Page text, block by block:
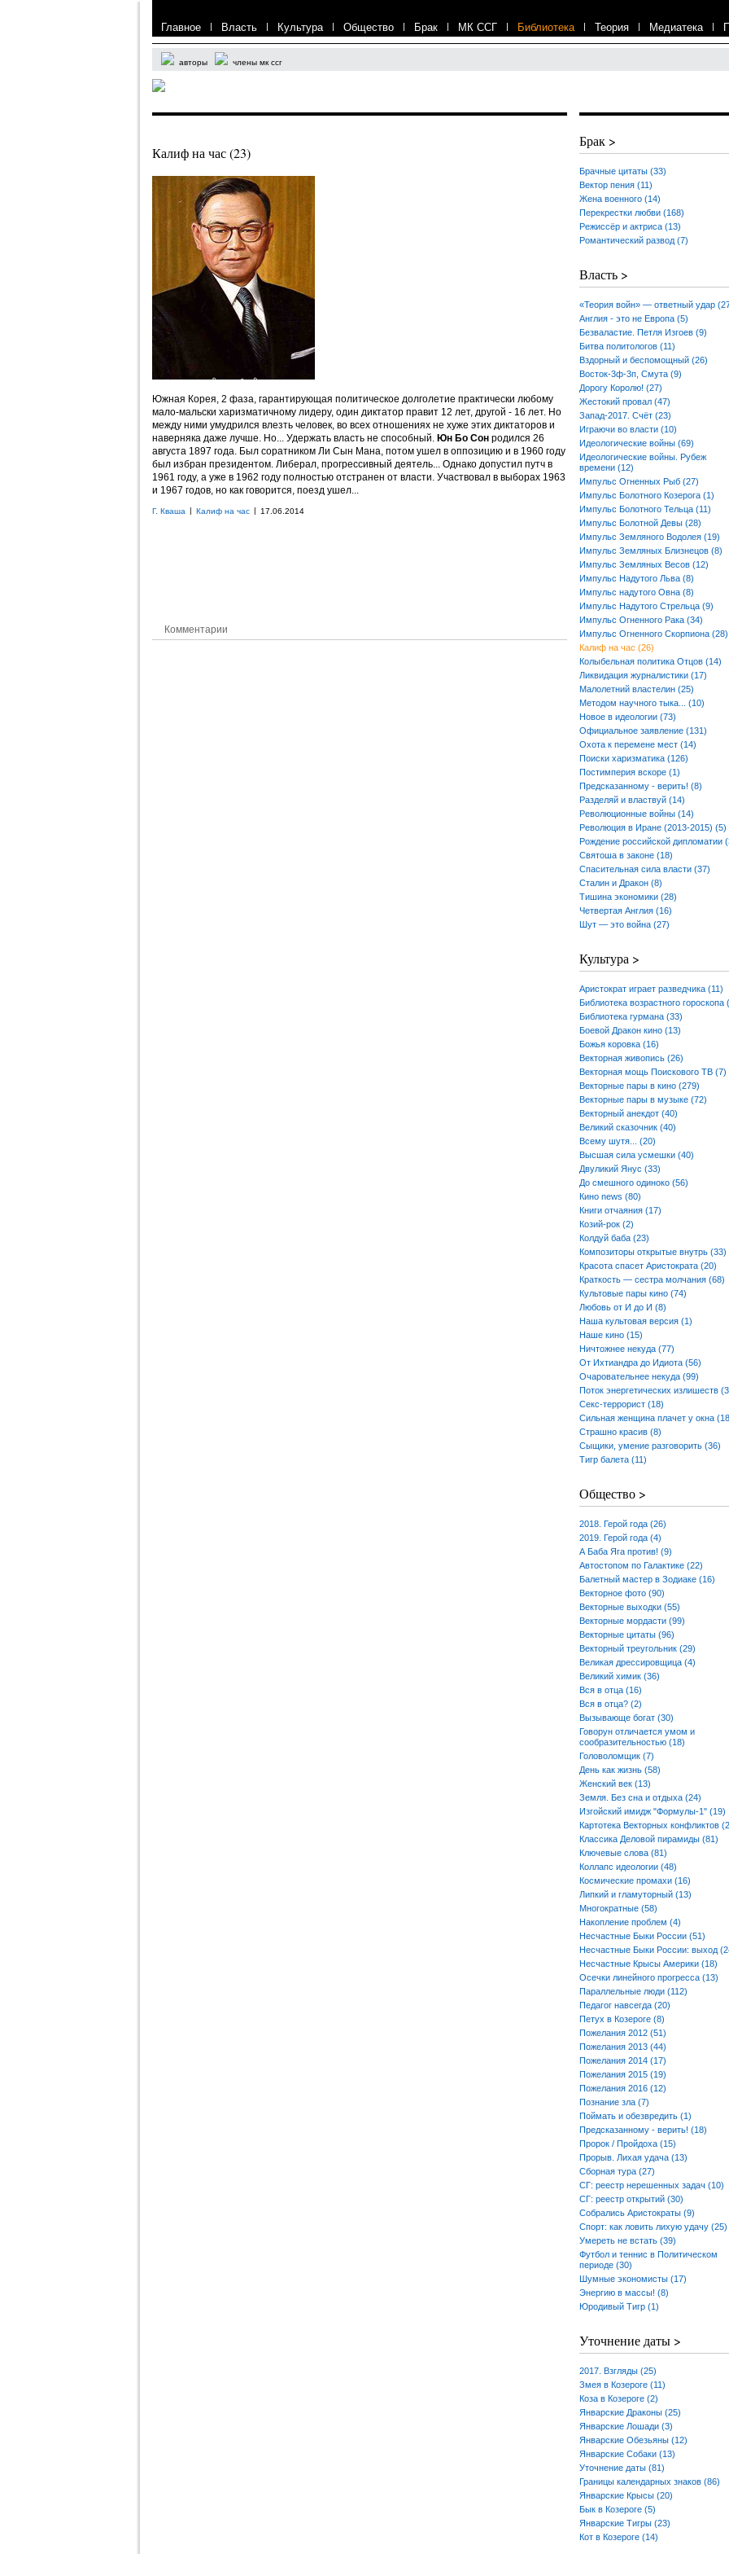
Главное | Власть | Культура | Общество | Брак | МК ССГ | Библиотека | Теория | Медиатека |
авторы члены мк ссг
Калиф на час (23)
Южная Корея, 2 фаза, гарантирующая политическое долголетие практически любому
мало-мальски харизматичному лидеру, один диктатор правит 12 лет, другой - 16 лет. Но
между ними умудрился влезть человек, во всех отношениях не хуже этих диктаторов и
наверняка даже лучше. Но... Удержать власть не способный. Юн Бо Сон родился 26
августа 1897 года. Был соратником Ли Сын Мана, потом ушел в оппозицию и в 1960 году
был избран президентом. Либерал, прогрессивный деятель... Однако допустил путч в
1961 году, а уже в 1962 году полностью отстранен от власти. Участвовал в выборах 1963
и 1967 годов, но как говорится, поезд ушел...
Г. Кваша | Калиф на час | 17.06.2014
Комментарии
Брак >
Брачные цитаты (33)
Вектор пения (11)
Жена военного (14)
Перекрестки любви (168)
Режиссёр и актриса (13)
Романтический развод (7)
Власть >
«Теория войн» — ответный удар
Англия - это не Европа (5)
Безваластие. Петля Изгоев (9)
Битва политологов (11)
Вздорный и беспомощный (26)
Восток-3ф-3п, Смута (9)
Дорогу Королю! (27)
Жестокий провал (47)
Запад-2017. Счёт (23)
Играючи во власти (10)
Идеологические войны (69)
Идеологические войны. Рубеж
времени (12)
Импульс Огненных Рыб (27)
Импульс Болотного Козерога (1)
Импульс Болотного Тельца (11)
Импульс Болотной Девы (28)
Импульс Земляного Водолея (19)
Импульс Земляных Близнецов (8)
Импульс Земляных Весов (12)
Импульс Надутого Льва (8)
Импульс надутого Овна (8)
Импульс Надутого Стрельца (9)
Импульс Огненного Рака (34)
Импульс Огненного Скорпиона (28)
Калиф на час (26)
Колыбельная политика Отцов (14)
Ликвидация журналистики (17)
Малолетний властелин (25)
Методом научного тыка... (10)
Новое в идеологии (73)
Официальное заявление (131)
Охота к перемене мест (14)
Поиски харизматика (126)
Постимперия вскоре (1)
Предсказанному - верить! (8)
Разделяй и властвуй (14)
Революционные войны (14)
Революция в Иране (2013-2015) (5)
Рождение российской дипломатии
Святоша в законе (18)
Спасительная сила власти (37)
Сталин и Дракон (8)
Тишина экономики (28)
Четвертая Англия (16)
Шут — это война (27)
Культура >
Аристократ играет разведчика (11)
Библиотека возрастного гороскопа
Библиотека гурмана (33)
Боевой Дракон кино (13)
Божья коровка (16)
Векторная живопись (26)
Векторная мощь Поискового ТВ (7)
Векторные пары в кино (279)
Векторные пары в музыке (72)
Векторный анекдот (40)
Великий сказочник (40)
Всему шутя... (20)
Высшая сила усмешки (40)
Двуликий Янус (33)
До смешного одиноко (56)
Кино news (80)
Книги отчаяния (17)
Козий-рок (2)
Колдуй баба (23)
Композиторы открытые внутрь (33)
Красота спасет Аристократа (20)
Краткость — сестра молчания (68)
Культовые пары кино (74)
Любовь от И до И (8)
Наша культовая версия (1)
Наше кино (15)
Ничтожнее некуда (77)
От Ихтиандра до Идиота (56)
Очаровательнее некуда (99)
Поток энергетических излишеств
Секс-террорист (18)
Сильная женщина плачет у окна
Страшно красив (8)
Сыщики, умение разговорить (36)
Тигр балета (11)
Общество >
2018. Герой года (26)
2019. Герой года (4)
А Баба Яга против! (9)
Автостопом по Галактике (22)
Балетный мастер в Зодиаке (16)
Векторное фото (90)
Векторные выходки (55)
Векторные мордасти (99)
Векторные цитаты (96)
Векторный треугольник (29)
Великая дрессировщица (4)
Великий химик (36)
Вся в отца (16)
Вся в отца? (2)
Вызывающе богат (30)
Говорун отличается умом и
сообразительностью (18)
Головоломщик (7)
День как жизнь (58)
Женский век (13)
Земля. Без сна и отдыха (24)
Изгойский имидж "Формулы-1" (19)
Картотека Векторных конфликтов
Классика Деловой пирамиды (81)
Ключевые слова (81)
Коллапс идеологии (48)
Космические промахи (16)
Липкий и гламуторный (13)
Многократные (58)
Накопление проблем (4)
Несчастные Быки России (51)
Несчастные Быки России: выход
Несчастные Крысы Америки (18)
Осечки линейного прогресса (13)
Параллельные люди (112)
Педагог навсегда (20)
Петух в Козероге (8)
Пожелания 2012 (51)
Пожелания 2013 (44)
Пожелания 2014 (17)
Пожелания 2015 (19)
Пожелания 2016 (12)
Познание зла (7)
Поймать и обезвредить (1)
Предсказанному - верить! (18)
Пророк / Пройдоха (15)
Прорыв. Лихая удача (13)
Сборная тура (27)
СГ: реестр нерешенных задач (10)
СГ: реестр открытий (30)
Собрались Аристократы (9)
Спорт: как ловить лихую удачу (25)
Умереть не встать (39)
Футбол и теннис в Политическом
периоде (30)
Шумные экономисты (17)
Энергию в массы! (8)
Юродивый Тигр (1)
Уточнение даты >
2017. Взгляды (25)
Змея в Козероге (11)
Коза в Козероге (2)
Январские Драконы (25)
Январские Лошади (3)
Январские Обезьяны (12)
Январские Собаки (13)
Уточнение даты (81)
Границы календарных знаков (86)
Январские Крысы (20)
Бык в Козероге (5)
Январские Тигры (23)
Кот в Козероге (14)